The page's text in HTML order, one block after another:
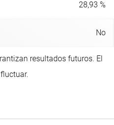
28,93 %
No
resultados futuros. El